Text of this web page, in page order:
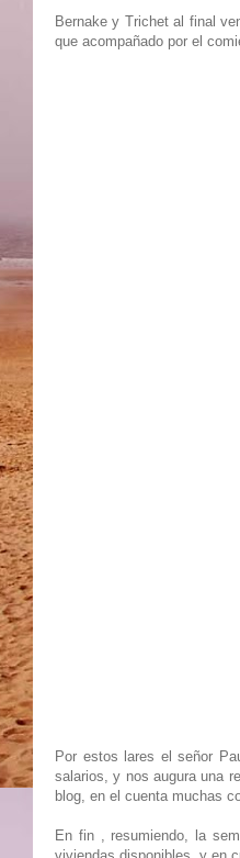
Bernake y Trichet al final
que acompañado por el
Por estos lares el señor
salarios, y nos augura una
blog, en el cuenta muchas
En fin , resumiendo, la